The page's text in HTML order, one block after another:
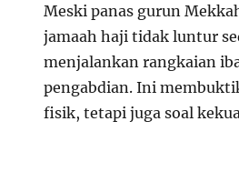
Meski panas gurun
jamaah haji tidak luntur
menjalankan rangkaian
pengabdian. Ini
fisik, tetapi juga soal